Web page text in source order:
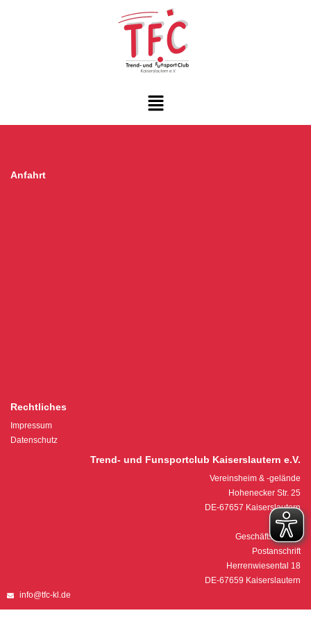
Anfahrt
Rechtliches
Impressum
Datenschutz
Trend- und Funsportclub Kaiserslautern e.V.
Vereinsheim & -gelände
Hohenecker Str. 25
DE-67657 Kaiserslautern
Geschäftsstelle &
Postanschrift
Herrenwiesental 18
DE-67659 Kaiserslautern
info@tfc-kl.de